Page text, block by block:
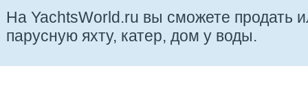
На YachtsWorld.ru вы сможете продать
парусную яхту, катер, дом у воды.